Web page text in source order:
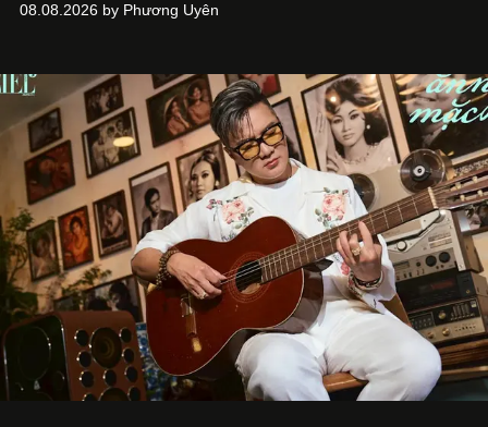
Kitchen Bar và SALEM tại TP.HCM.
08.08.2026 by Phương Uyên